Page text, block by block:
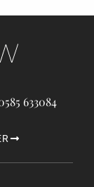
633084